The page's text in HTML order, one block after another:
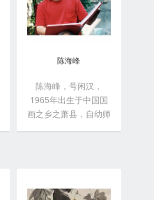
陈海峰
陈海峰，号闲汉，
1965年出生于中国国
画之乡之萧县，自幼师